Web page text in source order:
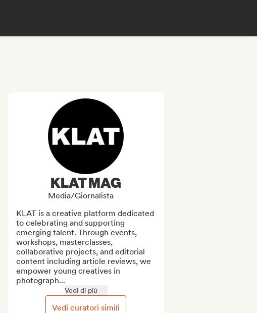
KLAT MAG
Media/Giornalista
KLAT is a creative platform dedicated
to celebrating and supporting
emerging talent. Through events,
workshops, masterclasses,
collaborative projects, and editorial
content including article reviews, we
empower young creatives in
photograph...
Vedi di più
Vedi curatori simili